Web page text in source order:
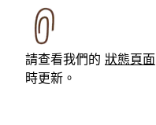
請查看我們的 狀態頁面
時更新。